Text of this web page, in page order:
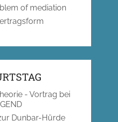
of mediation
- Vortrag bei
Dunbar-Hürde